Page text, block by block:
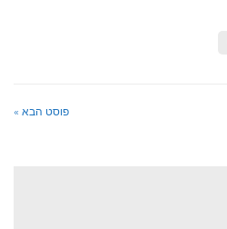
פוסט הבא »